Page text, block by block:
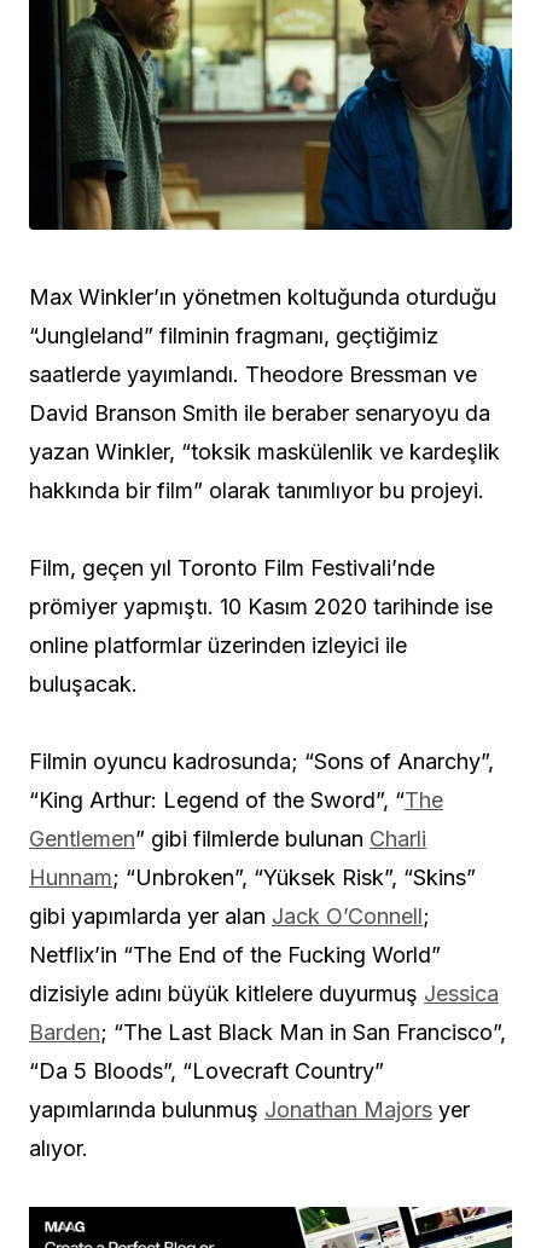
Max Winkler’ın yönetmen koltuğunda oturduğu
“Jungleland” filminin fragmanı, geçtiğimiz
saatlerde yayımlandı. Theodore Bressman ve
David Branson Smith ile beraber senaryoyu da
yazan Winkler, “toksik maskülenlik ve kardeşlik
hakkında bir film” olarak tanımlıyor bu projeyi.
Film, geçen yıl Toronto Film Festivali’nde
prömiyer yapmıştı. 10 Kasım 2020 tarihinde ise
online platformlar üzerinden izleyici ile
buluşacak.
Filmin oyuncu kadrosunda; “Sons of Anarchy”,
“King Arthur: Legend of the Sword”, “The
Gentlemen” gibi filmlerde bulunan Charli
Hunnam; “Unbroken”, “Yüksek Risk”, “Skins”
gibi yapımlarda yer alan Jack O’Connell;
Netflix’in “The End of the Fucking World”
dizisiyle adını büyük kitlelere duyurmuş Jessica
Barden; “The Last Black Man in San Francisco”,
“Da 5 Bloods”, “Lovecraft Country”
yapımlarında bulunmuş Jonathan Majors yer
alıyor.